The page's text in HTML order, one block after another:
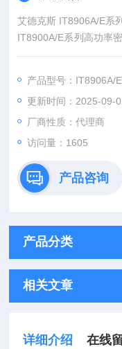
艾德克斯 IT8906A/E系
IT8900A/E系列高功率
0V、1200V三种电压范
展到600kW。高功率密
产品型号：IT8906A/
更新时间：2025-09-
厂商性质：代理商
访问量：1605
产品咨询
产品分类
相关文章
详细介绍 在线